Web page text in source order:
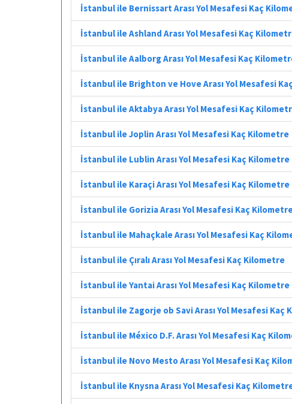
İstanbul ile Bernissart Arası Yol Mesafesi Kaç
İstanbul ile Ashland Arası Yol Mesafesi Kaç
İstanbul ile Aalborg Arası Yol Mesafesi Kaç
İstanbul ile Brighton ve Hove Arası Yol Mesafesi
İstanbul ile Aktabya Arası Yol Mesafesi Kaç
İstanbul ile Joplin Arası Yol Mesafesi Kaç Kilometre
İstanbul ile Lublin Arası Yol Mesafesi Kaç Kilometre
İstanbul ile Karaçi Arası Yol Mesafesi Kaç Kilometre
İstanbul ile Gorizia Arası Yol Mesafesi Kaç
İstanbul ile Mahaçkale Arası Yol Mesafesi Kaç
İstanbul ile Çıralı Arası Yol Mesafesi Kaç Kilometre
İstanbul ile Yantai Arası Yol Mesafesi Kaç Kilometre
İstanbul ile Zagorje ob Savi Arası Yol Mesafesi Kaç
İstanbul ile México D.F. Arası Yol Mesafesi Kaç
İstanbul ile Novo Mesto Arası Yol Mesafesi Kaç
İstanbul ile Knysna Arası Yol Mesafesi Kaç